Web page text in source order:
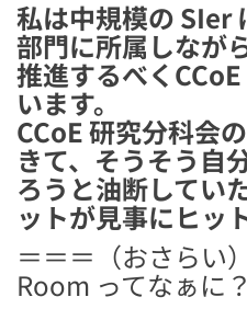
私は中規模の SIer
部門に所属しなが
推進するべく
います。
CCoE 研究分科会
きて、そうそう自
ろうと油断してい
ットが見事にヒッ
＝＝＝（おさらい
Room ってなぁに？